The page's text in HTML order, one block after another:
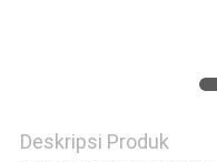
Deskripsi Produk